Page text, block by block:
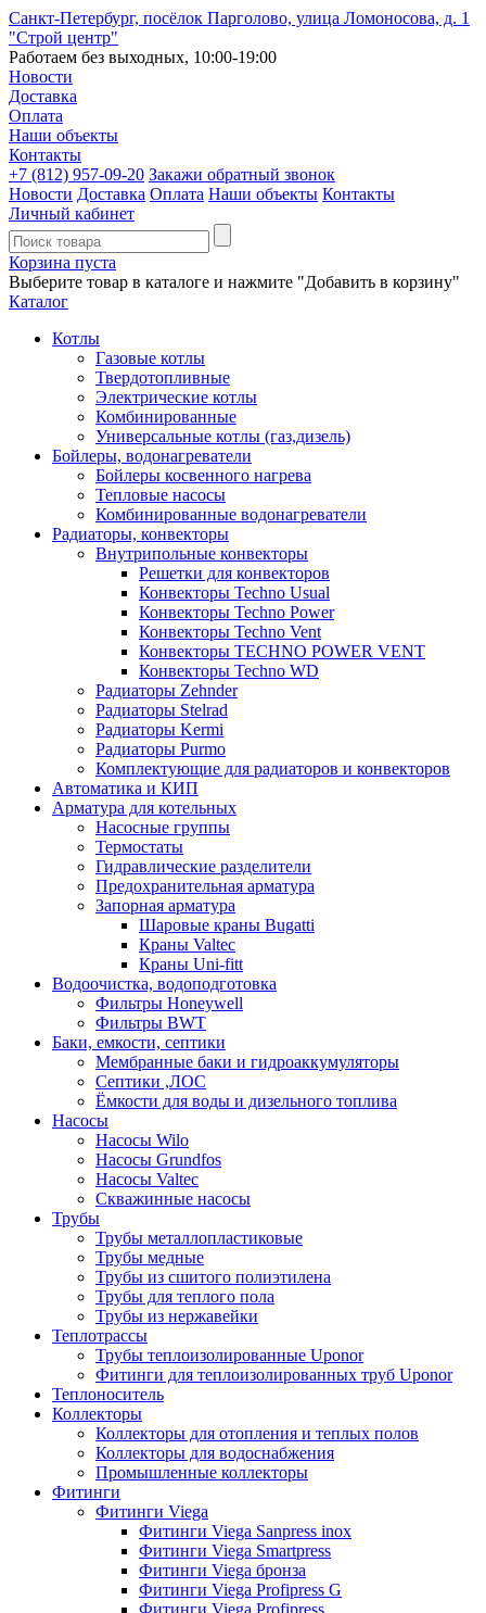
Санкт-Петербург, посёлок Парголово, улица Ломоносова, д. 1
"Строй центр"
Работаем без выходных, 10:00-19:00
Новости
Доставка
Оплата
Наши объекты
Контакты
+7 (812) 957-09-20 Закажи обратный звонок
Новости Доставка Оплата Наши объекты Контакты
Личный кабинет
Корзина пуста
Выберите товар в каталоге и нажмите "Добавить в корзину"
Каталог
Котлы
Газовые котлы
Твердотопливные
Электрические котлы
Комбинированные
Универсальные котлы (газ,дизель)
Бойлеры, водонагреватели
Бойлеры косвенного нагрева
Тепловые насосы
Комбинированные водонагреватели
Радиаторы, конвекторы
Внутрипольные конвекторы
Решетки для конвекторов
Конвекторы Techno Usual
Конвекторы Techno Power
Конвекторы Techno Vent
Конвекторы TECHNO POWER VENT
Конвекторы Techno WD
Радиаторы Zehnder
Радиаторы Stelrad
Радиаторы Kermi
Радиаторы Purmo
Комплектующие для радиаторов и конвекторов
Автоматика и КИП
Арматура для котельных
Насосные группы
Термостаты
Гидравлические разделители
Предохранительная арматура
Запорная арматура
Шаровые краны Bugatti
Краны Valtec
Краны Uni-fitt
Водоочистка, водоподготовка
Фильтры Honeywell
Фильтры BWT
Баки, емкости, септики
Мембранные баки и гидроаккумуляторы
Септики ,ЛОС
Ёмкости для воды и дизельного топлива
Насосы
Насосы Wilo
Насосы Grundfos
Насосы Valtec
Скважинные насосы
Трубы
Трубы металлопластиковые
Трубы медные
Трубы из сшитого полиэтилена
Трубы для теплого пола
Трубы из нержавейки
Теплотрассы
Трубы теплоизолированные Uponor
Фитинги для теплоизолированных труб Uponor
Теплоноситель
Коллекторы
Коллекторы для отопления и теплых полов
Коллекторы для водоснабжения
Промышленные коллекторы
Фитинги
Фитинги Viega
Фитинги Viega Sanpress inox
Фитинги Viega Smartpress
Фитинги Viega бронза
Фитинги Viega Profipress G
Фитинги Viega Profipress